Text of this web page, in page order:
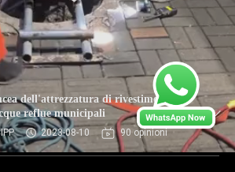
dell'attrezzatura di rivestimento
reflue municipali
2023-08-10 90 opinioni